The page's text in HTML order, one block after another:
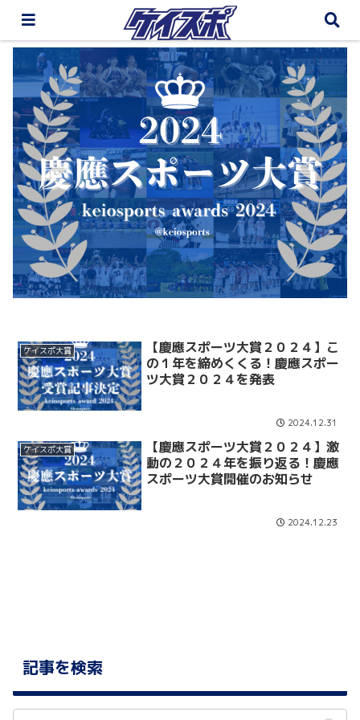
ケイスポ大賞
【慶應スポーツ大賞２０２４】こ
の１年を締めくくる！慶應スポー
ツ大賞２０２４を発表
2024.12.31
ケイスポ大賞
【慶應スポーツ大賞２０２４】激
動の２０２４年を振り返る！慶應
スポーツ大賞開催のお知らせ
2024.12.23
記事を検索